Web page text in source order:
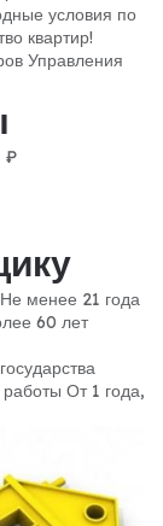
условия по
квартир!
Управления
₽
менее 21 года
60 лет
От 1 года,